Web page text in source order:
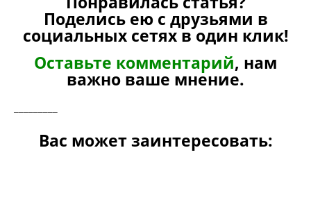
Поделись ею с друзьями в
социальных сетях в один клик!
Оставьте комментарий, нам
важно ваше мнение.
Вас может заинтересовать: